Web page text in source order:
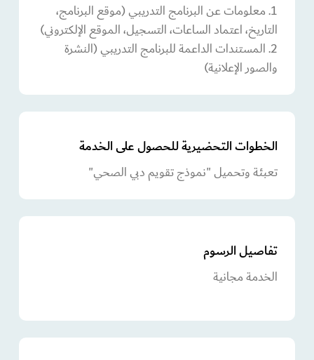
1. معلومات عن البرنامج التدريبي (موقع البرنامج،
التاريخ، اعتماد الساعات، التسجيل، الموقع الإلكتروني)
2. المستندات الداعمة للبرنامج التدريبي (النشرة
والصور الإعلانية)
الخطوات التحضيرية للحصول على الخدمة
تعبئة وتحميل "نموذج تقويم دبي الصحي"
تفاصيل الرسوم
الخدمة مجانية